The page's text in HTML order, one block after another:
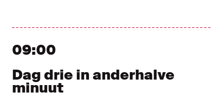
09:00
Dag drie in anderhalve
minuut